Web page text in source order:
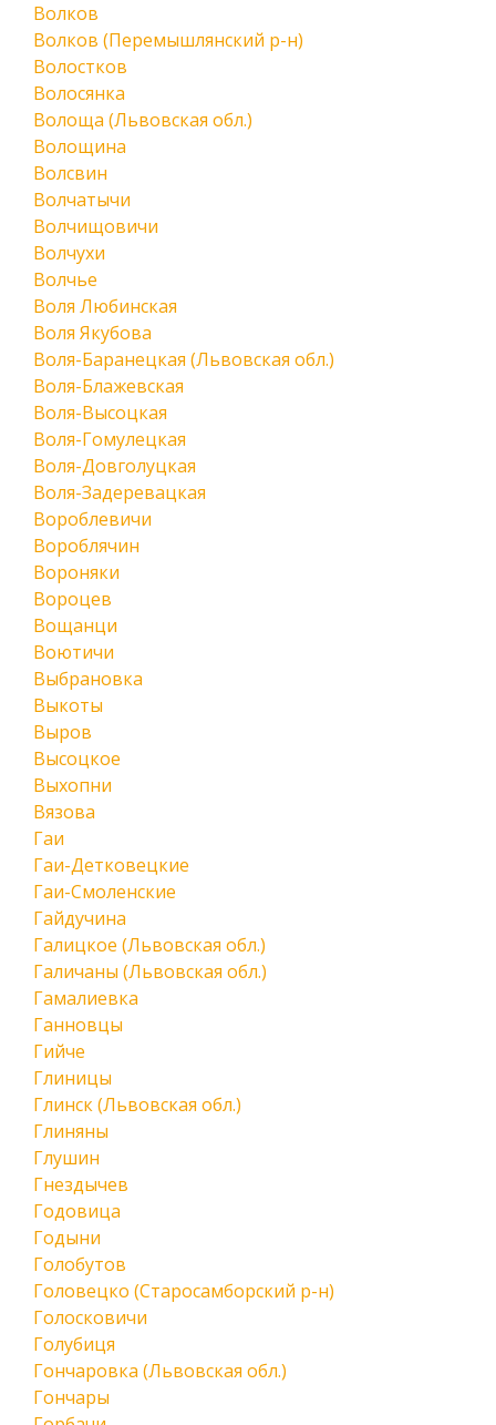
Волков
Волков (Перемышлянский р-н)
Волостков
Волосянка
Волоща (Львовская обл.)
Волощина
Волсвин
Волчатычи
Волчищовичи
Волчухи
Волчье
Воля Любинская
Воля Якубова
Воля-Баранецкая (Львовская обл.)
Воля-Блажевская
Воля-Высоцкая
Воля-Гомулецкая
Воля-Довголуцкая
Воля-Задеревацкая
Вороблевичи
Вороблячин
Вороняки
Вороцев
Вощанци
Воютичи
Выбрановка
Выкоты
Выров
Высоцкое
Выхопни
Вязова
Гаи
Гаи-Детковецкие
Гаи-Смоленские
Гайдучина
Галицкое (Львовская обл.)
Галичаны (Львовская обл.)
Гамалиевка
Ганновцы
Гийче
Глиницы
Глинск (Львовская обл.)
Глиняны
Глушин
Гнездычев
Годовица
Годыни
Голобутов
Головецко (Старосамборский р-н)
Голосковичи
Голубиця
Гончаровка (Львовская обл.)
Гончары